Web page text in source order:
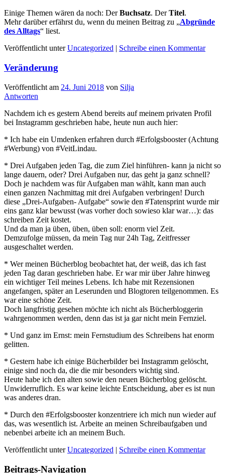
Einige Themen wären da noch: DerBuchsatz. DerTitel.
Mehr darüber erfährst du, wenn du meinen Beitrag zu „Abgründe
des Alltags“ liest.
Veröffentlicht unter Uncategorized | Schreibe einen Kommentar
Veränderung
Veröffentlicht am 24. Juni 2018 von Silja
Antworten
Nachdem ich es gestern Abend bereits auf meinem privaten Profil
bei Instagramm geschrieben habe, heute nun auch hier:
* Ich habe ein Umdenken erfahren durch #Erfolgsbooster (Achtung
#Werbung) von #VeitLindau.
* Drei Aufgaben jeden Tag, die zum Ziel hinführen- kann ja nicht so
lange dauern, oder? Drei Aufgaben nur, das geht ja ganz schnell?
Doch je nachdem was für Aufgaben man wählt, kann man auch
einen ganzen Nachmittag mit drei Aufgaben verbringen! Durch
diese „Drei-Aufgaben- Aufgabe“ sowie den #Tatensprint wurde mir
eins ganz klar bewusst (was vorher doch sowieso klar war…): das
schreiben Zeit kostet.
Und da man ja üben, üben, üben soll: enorm viel Zeit.
Demzufolge müssen, da mein Tag nur 24h Tag, Zeitfresser
ausgeschaltet werden.
* Wer meinen Bücherblog beobachtet hat, der weiß, das ich fast
jeden Tag daran geschrieben habe. Er war mir über Jahre hinweg
ein wichtiger Teil meines Lebens. Ich habe mit Rezensionen
angefangen, später an Leserunden und Blogtoren teilgenommen. Es
war eine schöne Zeit.
Doch langfristig gesehen möchte ich nicht als Bücherbloggerin
wahrgenommen werden, denn das ist ja gar nicht mein Fernziel.
* Und ganz im Ernst: mein Fernstudium des Schreibens hat enorm
gelitten.
* Gestern habe ich einige Bücherbilder bei Instagramm gelöscht,
einige sind noch da, die die mir besonders wichtig sind.
Heute habe ich den alten sowie den neuen Bücherblog gelöscht.
Unwiderruflich. Es war keine leichte Entscheidung, aber es ist nun
was anderes dran.
* Durch den #Erfolgsbooster konzentriere ich mich nun wieder auf
das, was wesentlich ist. Arbeite an meinen Schreibaufgaben und
nebenbei arbeite ich an meinem Buch.
Veröffentlicht unter Uncategorized | Schreibe einen Kommentar
Beitrags-Navigation